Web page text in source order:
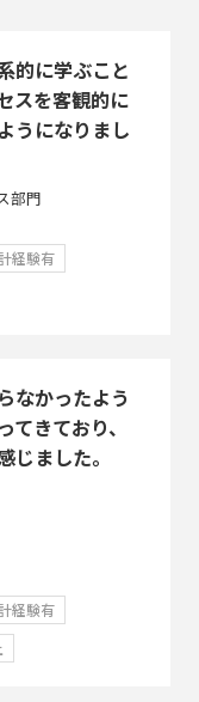
的に学ぶこと
スを客観的に
うになりまし
部門
経験有
なかったよう
きており、
じました。
経験有